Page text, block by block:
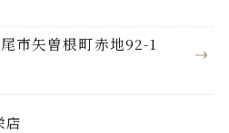
市矢曽根町赤地92-1
店